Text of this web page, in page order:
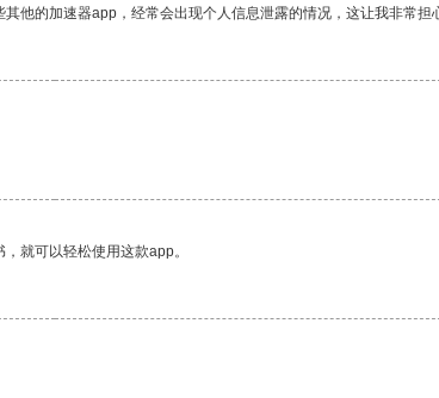
他的加速器app，经常会出现个人信息泄露的情况，这让我非常担
就可以轻松使用这款app。